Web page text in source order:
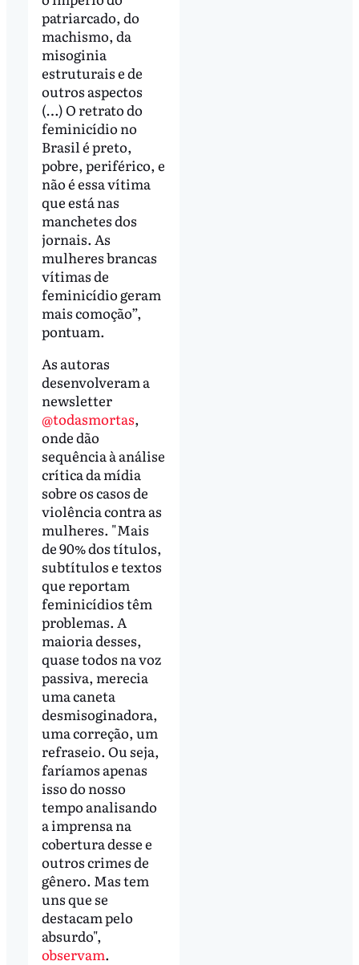
patriarcado, do
machismo, da
misoginia
estruturais e de
outros aspectos
(…) O retrato do
feminicídio no
Brasil é preto,
pobre, periférico, e
não é essa vítima
que está nas
manchetes dos
jornais. As
mulheres brancas
vítimas de
feminicídio geram
mais comoção”,
pontuam.
As autoras
desenvolveram a
newsletter
@todasmortas,
onde dão
sequência à análise
crítica da mídia
sobre os casos de
violência contra as
mulheres. "Mais
de 90% dos títulos,
subtítulos e textos
que reportam
feminicídios têm
problemas. A
maioria desses,
quase todos na voz
passiva, merecia
uma caneta
desmisoginadora,
uma correção, um
refraseio. Ou seja,
faríamos apenas
isso do nosso
tempo analisando
a imprensa na
cobertura desse e
outros crimes de
gênero. Mas tem
uns que se
destacam pelo
absurdo",
observam.